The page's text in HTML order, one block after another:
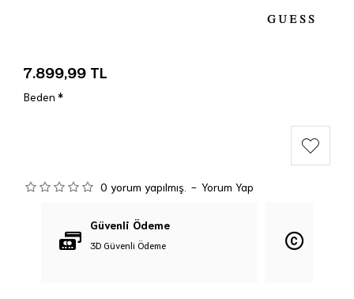
0 yorum yapılmış. - Yorum Yap
7.899,99 TL
Beden
Güvenli Ödeme
3D Güvenli Ödeme